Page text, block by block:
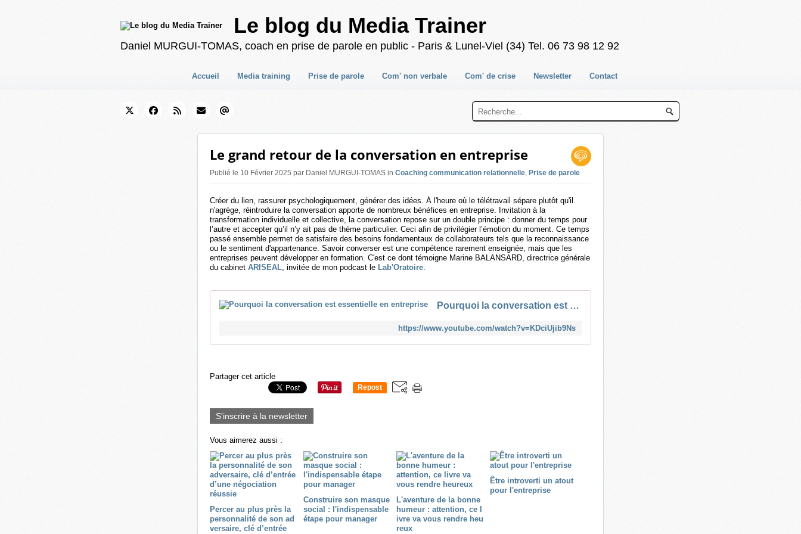
Le blog du Media Trainer
Daniel MURGUI-TOMAS, coach en prise de parole en public - Paris & Lunel-Viel (34) Tel. 06 73 98 12 92
Accueil Media training Prise de parole Com' non verbale Com' de crise Newsletter Contact
Le grand retour de la conversation en entreprise
Publié le 10 Février 2025 par Daniel MURGUI-TOMAS in Coaching communication relationnelle, Prise de parole
Créer du lien, rassurer psychologiquement, générer des idées. À l'heure où le télétravail sépare plutôt qu'il
n'agrège, réintroduire la conversation apporte de nombreux bénéfices en entreprise. Invitation à la
transformation individuelle et collective, la conversation repose sur un double principe : donner du temps pour
l’autre et accepter qu’il n’y ait pas de thème particulier. Ceci afin de privilégier l’émotion du moment. Ce temps
passé ensemble permet de satisfaire des besoins fondamentaux de collaborateurs tels que la reconnaissance
ou le sentiment d'appartenance. Savoir converser est une compétence rarement enseignée, mais que les
entreprises peuvent développer en formation. C'est ce dont témoigne Marine BALANSARD, directrice générale
du cabinet ARISEAL, invitée de mon podcast le Lab'Oratoire.
Pourquoi la conversation est essentielle en entreprise
https://www.youtube.com/watch?v=KDciUjib9Ns
Partager cet article
Repost
S'inscrire à la newsletter
Vous aimerez aussi :
Percer au plus près la
personnalité de son ad
versaire, clé d’entrée
Construire son masque
social : l'indispensable
étape pour manager
L'aventure de la bonne
humeur : attention, ce l
ivre va vous rendre heu
reux
Être introverti un atout
pour l'entreprise